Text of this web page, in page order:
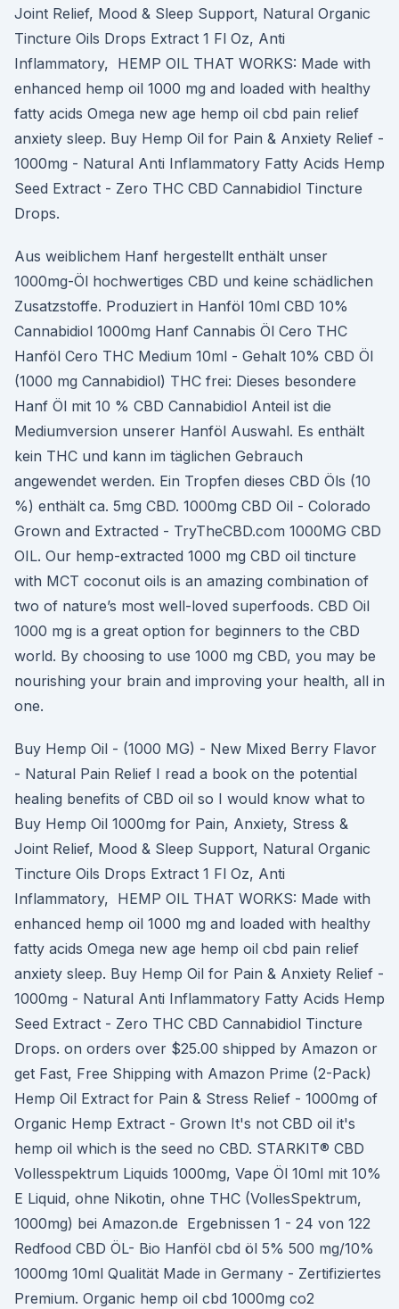
Joint Relief, Mood & Sleep Support, Natural Organic
Tincture Oils Drops Extract 1 Fl Oz, Anti
Inflammatory, HEMP OIL THAT WORKS: Made with
enhanced hemp oil 1000 mg and loaded with healthy
fatty acids Omega new age hemp oil cbd pain relief
anxiety sleep. Buy Hemp Oil for Pain & Anxiety Relief -
1000mg - Natural Anti Inflammatory Fatty Acids Hemp
Seed Extract - Zero THC CBD Cannabidiol Tincture
Drops.
Aus weiblichem Hanf hergestellt enthält unser
1000mg-Öl hochwertiges CBD und keine schädlichen
Zusatzstoffe. Produziert in Hanföl 10ml CBD 10%
Cannabidiol 1000mg Hanf Cannabis Öl Cero THC
Hanföl Cero THC Medium 10ml - Gehalt 10% CBD Öl
(1000 mg Cannabidiol) THC frei: Dieses besondere
Hanf Öl mit 10 % CBD Cannabidiol Anteil ist die
Mediumversion unserer Hanföl Auswahl. Es enthält
kein THC und kann im täglichen Gebrauch
angewendet werden. Ein Tropfen dieses CBD Öls (10
%) enthält ca. 5mg CBD. 1000mg CBD Oil - Colorado
Grown and Extracted - TryTheCBD.com 1000MG CBD
OIL. Our hemp-extracted 1000 mg CBD oil tincture
with MCT coconut oils is an amazing combination of
two of nature’s most well-loved superfoods. CBD Oil
1000 mg is a great option for beginners to the CBD
world. By choosing to use 1000 mg CBD, you may be
nourishing your brain and improving your health, all in
one.
Buy Hemp Oil - (1000 MG) - New Mixed Berry Flavor
- Natural Pain Relief I read a book on the potential
healing benefits of CBD oil so I would know what to
Buy Hemp Oil 1000mg for Pain, Anxiety, Stress &
Joint Relief, Mood & Sleep Support, Natural Organic
Tincture Oils Drops Extract 1 Fl Oz, Anti
Inflammatory, HEMP OIL THAT WORKS: Made with
enhanced hemp oil 1000 mg and loaded with healthy
fatty acids Omega new age hemp oil cbd pain relief
anxiety sleep. Buy Hemp Oil for Pain & Anxiety Relief -
1000mg - Natural Anti Inflammatory Fatty Acids Hemp
Seed Extract - Zero THC CBD Cannabidiol Tincture
Drops. on orders over $25.00 shipped by Amazon or
get Fast, Free Shipping with Amazon Prime (2-Pack)
Hemp Oil Extract for Pain & Stress Relief - 1000mg of
Organic Hemp Extract - Grown It's not CBD oil it's
hemp oil which is the seed no CBD. STARKIT® CBD
Vollesspektrum Liquids 1000mg, Vape Öl 10ml mit 10%
E Liquid, ohne Nikotin, ohne THC (VollesSpektrum,
1000mg) bei Amazon.de Ergebnissen 1 - 24 von 122
Redfood CBD ÖL- Bio Hanföl cbd öl 5% 500 mg/10%
1000mg 10ml Qualität Made in Germany - Zertifiziertes
Premium. Organic hemp oil cbd 1000mg co2